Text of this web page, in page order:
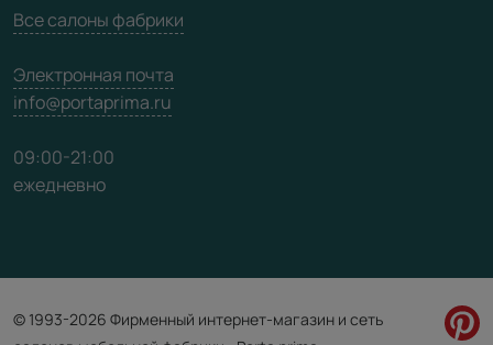
Все салоны фабрики
Электронная почта
info@portaprima.ru
09:00-21:00
ежедневно
© 1993-2026 Фирменный интернет-магазин и сеть